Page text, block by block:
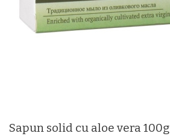
Sapun solid cu aloe vera 100g